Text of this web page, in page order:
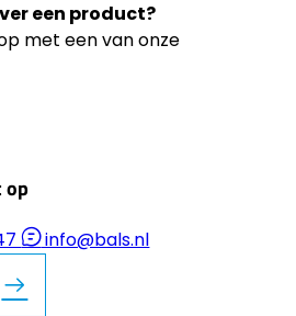
een product?
met een van onze
op
info@bals.nl